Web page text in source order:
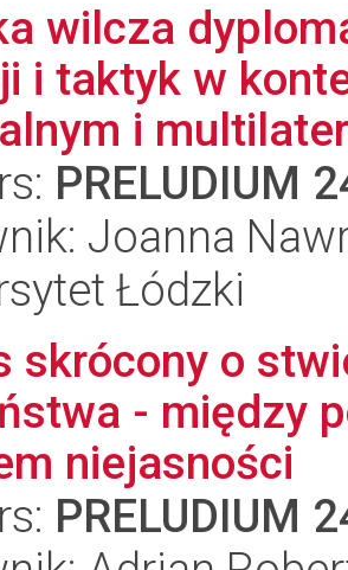
wilcza
i taktyk w
i
PRELUDIUM
Joanna
Łódzki
skrócony o
- między
niejasności
PRELUDIUM